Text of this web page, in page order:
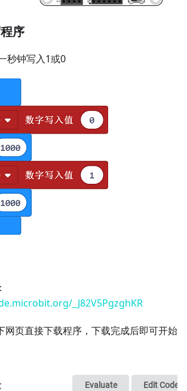
序
秒钟写入1或0
_J82V5PgzghKR
网页直接下载程序，下载完成后即可开始